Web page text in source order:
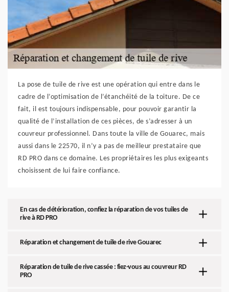
La pose de tuile de rive est une opération qui entre dans le
cadre de l’optimisation de l’étanchéité de la toiture. De ce
fait, il est toujours indispensable, pour pouvoir garantir la
qualité de l’installation de ces pièces, de s’adresser à un
couvreur professionnel. Dans toute la ville de Gouarec, mais
aussi dans le 22570, il n’y a pas de meilleur prestataire que
RD PRO dans ce domaine. Les propriétaires les plus exigeants
choisissent de lui faire confiance.
En cas de détérioration, confiez la réparation de vos tuiles de
rive à RD PRO
Réparation et changement de tuile de rive Gouarec
Réparation de tuile de rive cassée : fiez-vous au couvreur RD
PRO